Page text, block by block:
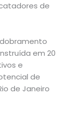
de
em 20
e
de
de Janeiro